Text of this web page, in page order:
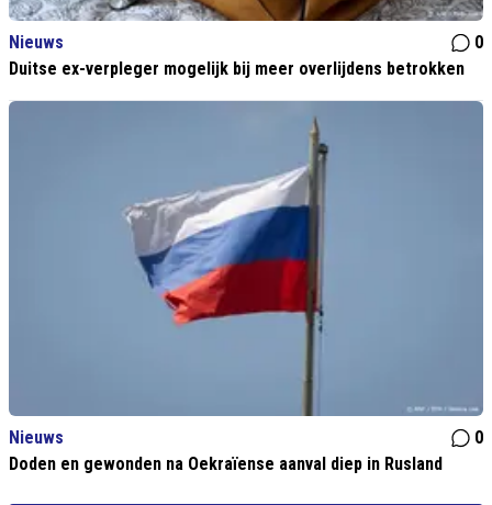
Nieuws
0
Duitse ex-verpleger mogelijk bij meer overlijdens betrokken
Nieuws
0
Doden en gewonden na Oekraïense aanval diep in Rusland